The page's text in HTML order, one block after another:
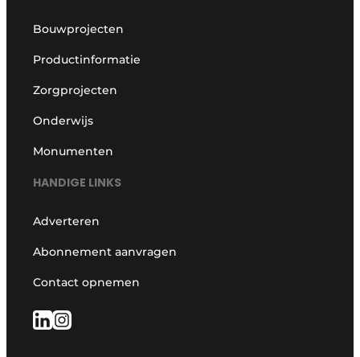
Bouwprojecten
Productinformatie
Zorgprojecten
Onderwijs
Monumenten
HANDIGE LINKS
Adverteren
Abonnement aanvragen
Contact opnemen